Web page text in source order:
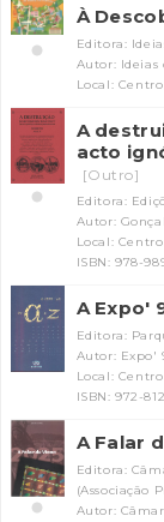
À
Editora:
Autor: Ideias
Local:
A
acto
[Outro]
Editora:
Autor:
Local:
ISBN: 978-
A Expo'
Editora:
Autor: Expo'
Local:
ISBN: 972-
A Falar
Editora:
(Associação
Autor: